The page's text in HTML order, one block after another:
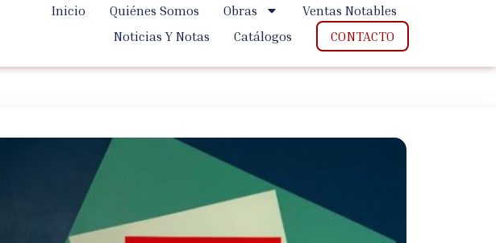
Inicio Quiénes Somos Obras
Ventas Notables
Noticias Y Notas
Catálogos CONTACTO